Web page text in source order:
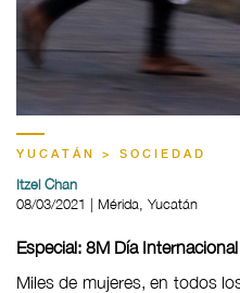
YUCATÁN > SOCIEDAD
Itzel Chan
08/03/2021 | Mérida, Yucatán
Especial: 8M Día
Miles de mujeres, en todos